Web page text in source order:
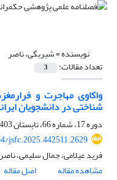
نویسنده =شیربگی، ناصر
تعداد مقالات: 3
واکاوی مهاجرت و
شناختی در دانشجویان
دوره 17، شماره 66، تابستان 1403، صفحه
jsfc.2025.442511.2629
فرید عیلامی، جمال سلیمی،
مشاهده مقاله
اصل مقاله